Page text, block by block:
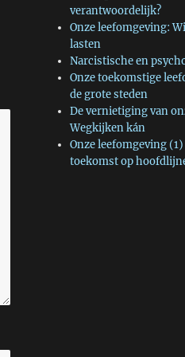
verantwoordelijk?
Onze leefomgeving:
lasten
Narcistische en
Onze toekomstige
de grote steden
De vernietiging van
Wegkijken kán
Onze leefomgeving
toekomst op